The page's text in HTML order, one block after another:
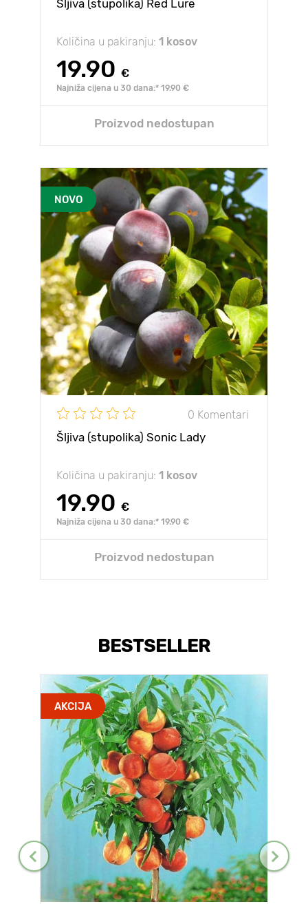
Šljiva (stupolika) Red Lure
Količina u pakiranju: 1 kosov
19.90 €
Najniža cijena u 30 dana:* 19.90 €
Proizvod nedostupan
NOVO
0 Komentari
Šljiva (stupolika) Sonic Lady
Količina u pakiranju: 1 kosov
19.90 €
Najniža cijena u 30 dana:* 19.90 €
Proizvod nedostupan
BESTSELLER
AKCIJA